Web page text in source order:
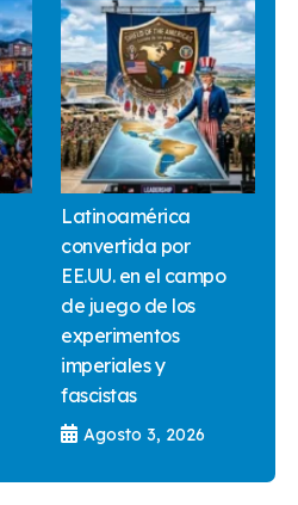
Latinoamérica
convertida por
EE.UU. en el campo
de juego de los
experimentos
imperiales y
fascistas
Agosto 3, 2026